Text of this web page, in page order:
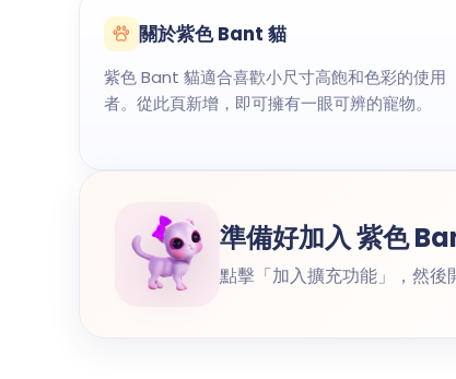
關於紫色 Bant 貓
紫色 Bant 貓適合喜歡小尺寸高飽和色彩的使用
者。從此頁新增，即可擁有一眼可辨的寵物。
準備好加入 紫色
點擊「加入擴充功能」，然後